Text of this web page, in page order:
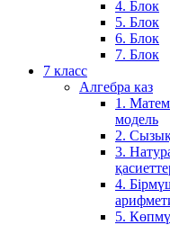
4. Блок
5. Блок
6. Блок
7. Блок
7 класс
Алгебра каз
1.
модель
2.
3.
4.
5.